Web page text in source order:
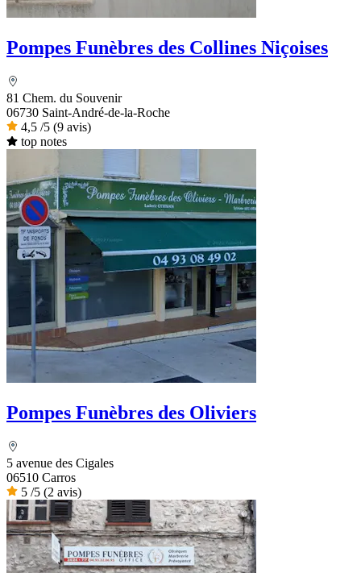
Pompes Funèbres des Collines Niçoises
81 Chem. du Souvenir
06730 Saint-André-de-la-Roche
4,5 /5 (9 avis)
top notes
Pompes Funèbres des Oliviers
5 avenue des Cigales
06510 Carros
5 /5 (2 avis)